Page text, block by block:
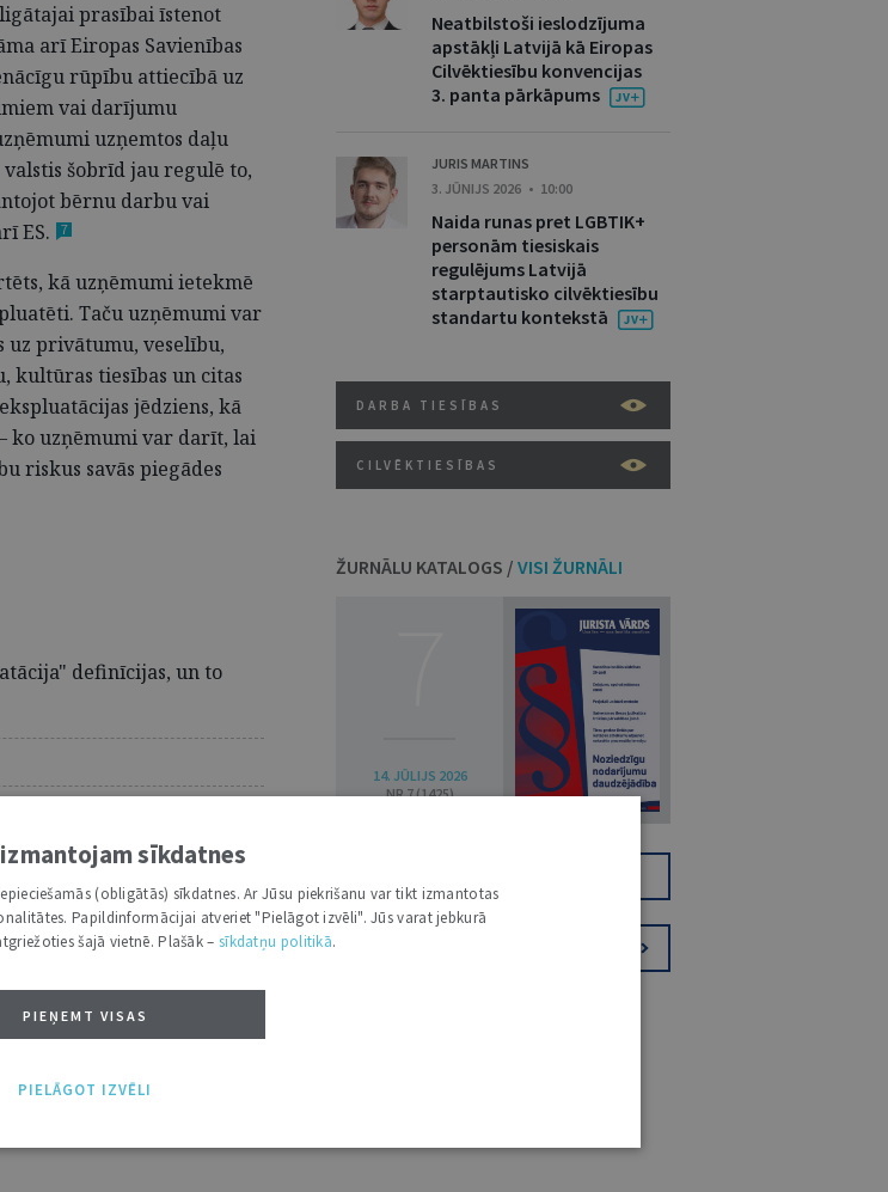
prasībai īstenot
arī Eiropas Savienības
rūpību attiecībā uz
vai darījumu
uzņemtos daļu
šobrīd jau regulē to,
bērnu darbu vai
ES. 7
kā uzņēmumi ietekmē
Taču uzņēmumi var
uz privātumu, veselību,
kultūras tiesības un citas
jēdziens, kā
ko uzņēmumi var darīt, lai
riskus savās piegādes
definīcijas, un to
pulkam.
ir "Mazais" (3, 6 un
Neatbilstoši ieslodzījuma
apstākļi Latvijā kā Eiropas
Cilvēktiesību konvencijas
3. panta pārkāpums
JURIS MARTINS
3. JŪNIJS 2026 • 10:00
Naida runas pret LGBTIK+
personām tiesiskais
regulējums Latvijā
starptautisko cilvēktiesību
standartu kontekstā
DARBA TIESĪBAS
CILVĒKTIESĪBAS
ŽURNĀLU KATALOGS / VISI ŽURNĀLI
14. JŪLIJS 2026
NR 7 (1425)
sīkdatnes
(obligātās) sīkdatnes. Ar Jūsu piekrišanu var tikt izmantotas
Papildinformācijai atveriet "Pielāgot izvēli". Jūs varat jebkurā
šajā vietnē. Plašāk – sīkdatņu politikā.
PIEŅEMT VISAS
PIELĀGOT IZVĒLI